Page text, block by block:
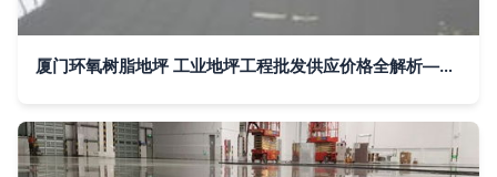
厦门环氧树脂地坪 工业地坪工程批发供应价格全解析——谷瀑环保地坪工程优选